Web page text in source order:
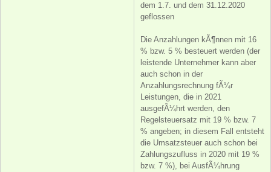
dem 1.7. und dem 31.12.2020
geflossen
Die Anzahlungen kÃ¶nnen mit 16
% bzw. 5 % besteuert werden (der
leistende Unternehmer kann aber
auch schon in der
Anzahlungsrechnung fÃ¼r
Leistungen, die in 2021
ausgefÃ¼hrt werden, den
Regelsteuersatz mit 19 % bzw. 7
% angeben; in diesem Fall entsteht
die Umsatzsteuer auch schon bei
Zahlungszufluss in 2020 mit 19 %
bzw. 7 %), bei AusfÃ¼hrung